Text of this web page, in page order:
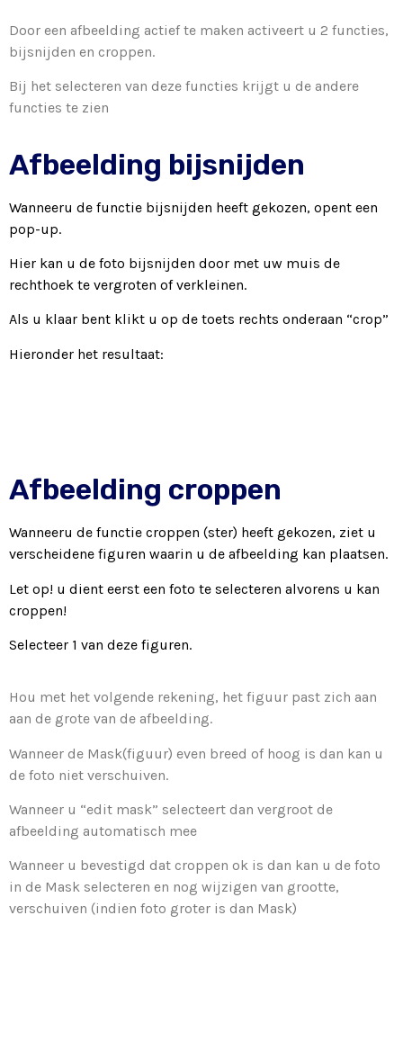
Door een afbeelding actief te maken activeert u 2 functies,
bijsnijden en croppen.
Bij het selecteren van deze functies krijgt u de andere
functies te zien
Afbeelding bijsnijden
Wanneeru de functie bijsnijden heeft gekozen, opent een
pop-up.
Hier kan u de foto bijsnijden door met uw muis de
rechthoek te vergroten of verkleinen.
Als u klaar bent klikt u op de toets rechts onderaan “crop”
Hieronder het resultaat:
Afbeelding croppen
Wanneeru de functie croppen (ster) heeft gekozen, ziet u
verscheidene figuren waarin u de afbeelding kan plaatsen.
Let op! u dient eerst een foto te selecteren alvorens u kan
croppen!
Selecteer 1 van deze figuren.
Hou met het volgende rekening, het figuur past zich aan
aan de grote van de afbeelding.
Wanneer de Mask(figuur) even breed of hoog is dan kan u
de foto niet verschuiven.
Wanneer u “edit mask” selecteert dan vergroot de
afbeelding automatisch mee
Wanneer u bevestigd dat croppen ok is dan kan u de foto
in de Mask selecteren en nog wijzigen van grootte,
verschuiven (indien foto groter is dan Mask)